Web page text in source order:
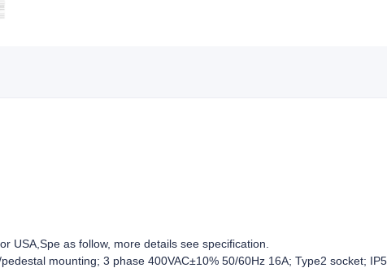
USA,Spe as follow, more details see specification.
mounting; 3 phase 400VAC±10% 50/60Hz 16A; Type2 socket;